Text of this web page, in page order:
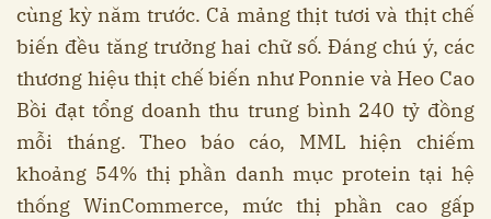
cùng kỳ năm trước. Cả mảng thịt tươi và thịt chế
biến đều tăng trưởng hai chữ số. Đáng chú ý, các
thương hiệu thịt chế biến như Ponnie và Heo Cao
Bồi đạt tổng doanh thu trung bình 240 tỷ đồng
mỗi tháng. Theo báo cáo, MML hiện chiếm
khoảng 54% thị phần danh mục protein tại hệ
thống WinCommerce, mức thị phần cao gấp